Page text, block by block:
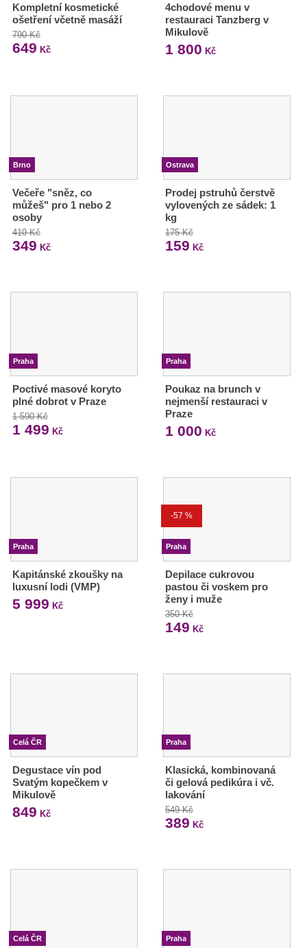
Kompletní kosmetické
ošetření včetně masáží
790 Kč
649 Kč
4chodové menu v
restauraci Tanzberg v
Mikulově
1 800 Kč
Brno
Večeře "sněz, co
můžeš" pro 1 nebo 2
osoby
410 Kč
349 Kč
Ostrava
Prodej pstruhů čerstvě
vylovených ze sádek: 1
kg
175 Kč
159 Kč
Praha
Poctivé masové koryto
plné dobrot v Praze
1 590 Kč
1 499 Kč
Praha
Poukaz na brunch v
nejmenší restauraci v
Praze
1 000 Kč
Praha
Kapitánské zkoušky na
luxusní lodi (VMP)
5 999 Kč
-57 %
Praha
Depilace cukrovou
pastou či voskem pro
ženy i muže
350 Kč
149 Kč
Celá ČR
Degustace vín pod
Svatým kopečkem v
Mikulově
849 Kč
Praha
Klasická, kombinovaná
či gelová pedikúra i vč.
lakování
549 Kč
389 Kč
Celá ČR Praha